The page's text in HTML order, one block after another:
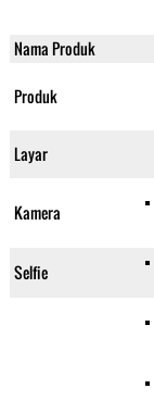
Nama Produk
Produk
Layar
Kamera
Selfie